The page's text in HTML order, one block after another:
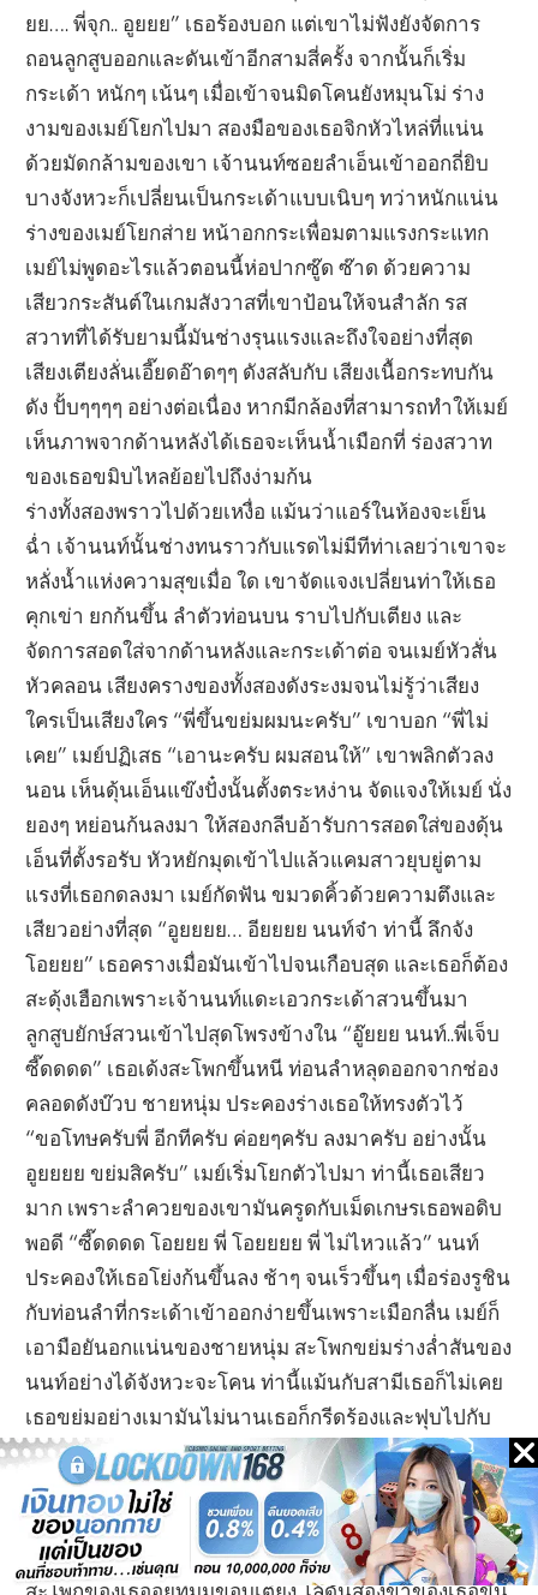
ยย…. พี่จุก.. อูยยย” เธอร้องบอก แต่เขาไม่ฟังยังจัดการ
ถอนลูกสูบออกและดันเข้าอีกสามสี่ครั้ง จากนั้นก็เริ่ม
กระเด้า หนักๆ เน้นๆ เมื่อเข้าจนมิดโคนยังหมุนโม่ ร่าง
งามของเมย์โยกไปมา สองมือของเธอจิกหัวไหล่ที่แน่น
ด้วยมัดกล้ามของเขา เจ้านนท์ซอยลำเอ็นเข้าออกถี่ยิบ
บางจังหวะก็เปลี่ยนเป็นกระเด้าแบบเนิบๆ ทว่าหนักแน่น
ร่างของเมย์โยกส่าย หน้าอกกระเพื่อมตามแรงกระแทก
เมย์ไม่พูดอะไรแล้วตอนนี้ห่อปากซู๊ด ซ๊าด ด้วยความ
เสียวกระสันต์ในเกมสังวาสที่เขาป้อนให้จนสำลัก รส
สวาทที่ได้รับยามนี้มันช่างรุนแรงและถึงใจอย่างที่สุด
เสียงเตียงลั่นเอี๊ยดอ๊าดๆๆ ดังสลับกับ เสียงเนื้อกระทบกัน
ดัง ปั้บๆๆๆๆ อย่างต่อเนื่อง หากมีกล้องที่สามารถทำให้เมย์
เห็นภาพจากด้านหลังได้เธอจะเห็นน้ำเมือกที่ ร่องสวาท
ของเธอขมิบไหลย้อยไปถึงง่ามก้น
ร่างทั้งสองพราวไปด้วยเหงื่อ แม้นว่าแอร์ในห้องจะเย็น
ฉ่ำ เจ้านนท์นั้นช่างทนราวกับแรดไม่มีทีท่าเลยว่าเขาจะ
หลั่งน้ำแห่งความสุขเมื่อ ใด เขาจัดแจงเปลี่ยนท่าให้เธอ
คุกเข่า ยกก้นขึ้น ลำตัวท่อนบน ราบไปกับเตียง และ
จัดการสอดใส่จากด้านหลังและกระเด้าต่อ จนเมย์หัวสั่น
หัวคลอน เสียงครางของทั้งสองดังระงมจนไม่รู้ว่าเสียง
ใครเป็นเสียงใคร “พี่ขึ้นขย่มผมนะครับ” เขาบอก “พี่ไม่
เคย” เมย์ปฏิเสธ “เอานะครับ ผมสอนให้” เขาพลิกตัวลง
นอน เห็นดุ้นเอ็นแข๊งปั๋งนั้นตั้งตระหง่าน จัดแจงให้เมย์ นั่ง
ยองๆ หย่อนก้นลงมา ให้สองกลีบอ้ารับการสอดใส่ของดุ้น
เอ็นที่ตั้งรอรับ หัวหยักมุดเข้าไปแล้วแคมสาวยุบยู่ตาม
แรงที่เธอกดลงมา เมย์กัดฟัน ขมวดคิ้วด้วยความตึงและ
เสียวอย่างที่สุด “อูยยยย… อียยยย นนท์จ๋า ท่านี้ ลึกจัง
โอยยย” เธอครางเมื่อมันเข้าไปจนเกือบสุด และเธอก็ต้อง
สะดุ้งเฮือกเพราะเจ้านนท์แดะเอวกระเด้าสวนขึ้นมา
ลูกสูบยักษ์สวนเข้าไปสุดโพรงข้างใน “อู๊ยยย นนท์..พี่เจ็บ
ซี๊ดดดด” เธอเด้งสะโพกขึ้นหนี ท่อนลำหลุดออกจากช่อง
คลอดดังบ๊วบ ชายหนุ่ม ประคองร่างเธอให้ทรงตัวไว้
“ขอโทษครับพี่ อีกทีครับ ค่อยๆครับ ลงมาครับ อย่างนั้น
อูยยยย ขย่มสิครับ” เมย์เริ่มโยกตัวไปมา ท่านี้เธอเสียว
มาก เพราะลำควยของเขามันครูดกับเม็ดเกษรเธอพอดิบ
พอดี “ซี๊ดดดด โอยยย พี่ โอยยยย พี่ ไม่ไหวแล้ว” นนท์
ประคองให้เธอโย่งก้นขึ้นลง ช้าๆ จนเร็วขึ้นๆ เมื่อร่องรูชิน
กับท่อนลำที่กระเด้าเข้าออกง่ายขึ้นเพราะเมือกลื่น เมย์ก็
เอามือยันอกแน่นของชายหนุ่ม สะโพกขย่มร่างล่ำสันของ
นนท์อย่างได้จังหวะจะโคน ท่านี้แม้นกับสามีเธอก็ไม่เคย
เธอขย่มอย่างเมามันไม่นานเธอก็กรีดร้องและฟุบไปกับ
อกของเขา ร่างงามเกร็งกระตุกเมื่อถึงสวรรค์เป็นครั้งที่
สาม “พี่ไม่รอผมเลย คราวนี้ทีผมบ้างนะ” เขากอดเอวเธอ
ไว้แน่นและพลิกตัวลงให้เมย์อยู่เบื้องล่างโดยที่ท่อนควย
ใหญ่ของ เขายังเสียบคาอยู่ในช่องรัก เขาจัดท่าให้ให้